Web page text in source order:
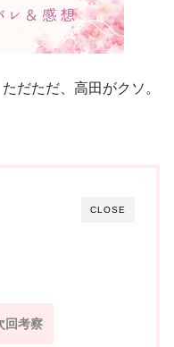
だただ、高田がクソ。
CLOSE
回考察